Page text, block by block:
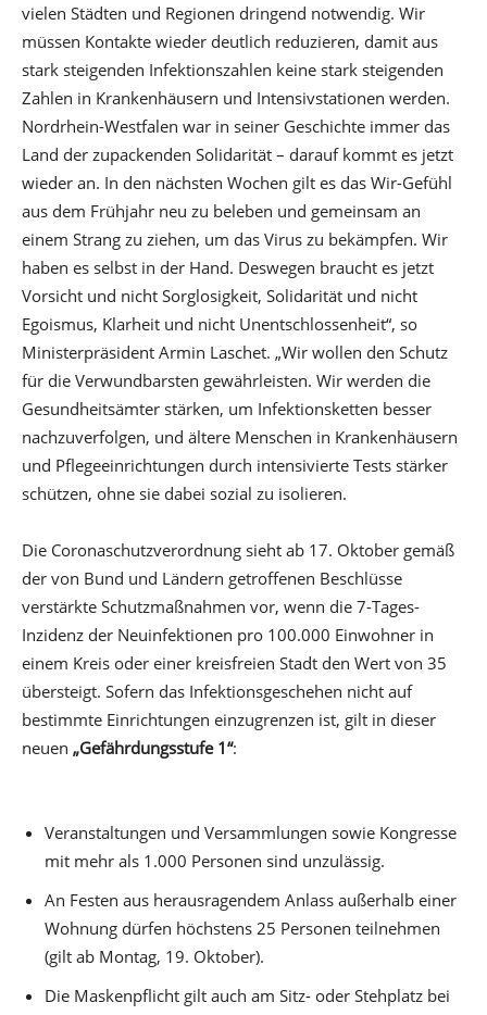
vielen Städten und Regionen dringend notwendig. Wir
müssen Kontakte wieder deutlich reduzieren, damit aus
stark steigenden Infektionszahlen keine stark steigenden
Zahlen in Krankenhäusern und Intensivstationen werden.
Nordrhein-Westfalen war in seiner Geschichte immer das
Land der zupackenden Solidarität – darauf kommt es jetzt
wieder an. In den nächsten Wochen gilt es das Wir-Gefühl
aus dem Frühjahr neu zu beleben und gemeinsam an
einem Strang zu ziehen, um das Virus zu bekämpfen. Wir
haben es selbst in der Hand. Deswegen braucht es jetzt
Vorsicht und nicht Sorglosigkeit, Solidarität und nicht
Egoismus, Klarheit und nicht Unentschlossenheit“, so
Ministerpräsident Armin Laschet. „Wir wollen den Schutz
für die Verwundbarsten gewährleisten. Wir werden die
Gesundheitsämter stärken, um Infektionsketten besser
nachzuverfolgen, und ältere Menschen in Krankenhäusern
und Pflegeeinrichtungen durch intensivierte Tests stärker
schützen, ohne sie dabei sozial zu isolieren.
Die Coronaschutzverordnung sieht ab 17. Oktober gemäß
der von Bund und Ländern getroffenen Beschlüsse
verstärkte Schutzmaßnahmen vor, wenn die 7-Tages-
Inzidenz der Neuinfektionen pro 100.000 Einwohner in
einem Kreis oder einer kreisfreien Stadt den Wert von 35
übersteigt. Sofern das Infektionsgeschehen nicht auf
bestimmte Einrichtungen einzugrenzen ist, gilt in dieser
neuen „Gefährdungsstufe 1“:
Veranstaltungen und Versammlungen sowie Kongresse
mit mehr als 1.000 Personen sind unzulässig.
An Festen aus herausragendem Anlass außerhalb einer
Wohnung dürfen höchstens 25 Personen teilnehmen
(gilt ab Montag, 19. Oktober).
Die Maskenpflicht gilt auch am Sitz- oder Stehplatz bei